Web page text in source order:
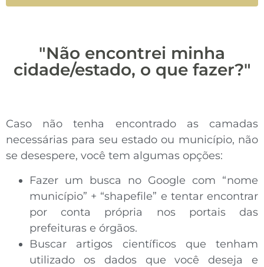
"Não encontrei minha
cidade/estado, o que fazer?"
Caso não tenha encontrado as camadas
necessárias para seu estado ou município, não
se desespere, você tem algumas opções:
Fazer um busca no Google com “nome
município” + “shapefile” e tentar encontrar
por conta própria nos portais das
prefeituras e órgãos.
Buscar artigos científicos que tenham
utilizado os dados que você deseja e